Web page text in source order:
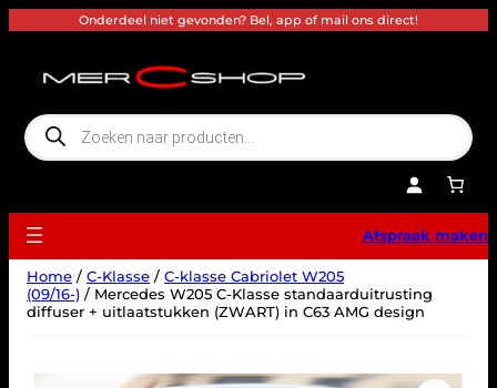
Onderdeel niet gevonden? Bel, app of mail ons direct!
P
r
o
n
o
e
k
e
n
Afspraak maken
Home / C-Klasse / C-klasse Cabriolet W205
(09/16-) / Mercedes W205 C-Klasse standaarduitrusting
diffuser + uitlaatstukken (ZWART) in C63 AMG design